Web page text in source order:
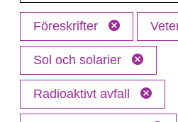
Föreskrifter
Sol och solarier
Radioaktivt avfall